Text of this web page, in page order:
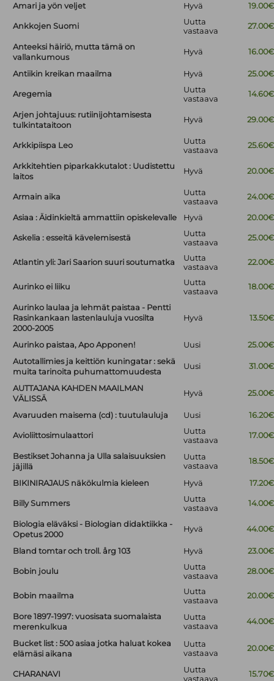
Amari ja yön veljet Hyvä 19.00€
Ankkojen Suomi
Uutta
vastaava
27.00€
Anteeksi häiriö, mutta tämä on
vallankumous
Hyvä 16.00€
Antiikin kreikan maailma Hyvä 25.00€
Aregemia
Uutta
vastaava
14.60€
Arjen johtajuus: rutiinijohtamisesta
tulkintataitoon
Hyvä 29.00€
Arkkipiispa Leo
Uutta
vastaava
25.60€
Arkkitehtien piparkakkutalot : Uudistettu
laitos
Hyvä 20.00€
Armain aika
Uutta
vastaava
24.00€
Asiaa : Äidinkieltä ammattiin opiskelevalle Hyvä 20.00€
Askelia : esseitä kävelemisestä
Uutta
vastaava
25.00€
Atlantin yli: Jari Saarion suuri soutumatka
Uutta
vastaava
22.00€
Aurinko ei liiku
Uutta
vastaava
18.00€
Aurinko laulaa ja lehmät paistaa - Pentti
Rasinkankaan lastenlauluja vuosilta
2000-2005
Hyvä 13.50€
Aurinko paistaa, Apo Apponen! Uusi
25.00€
Autotallimies ja keittiön kuningatar : sekä
muita tarinoita puhumattomuudesta
Uusi 31.00€
AUTTAJANA KAHDEN MAAILMAN
VÄLISSÄ
Hyvä 25.00€
Avaruuden maisema (cd) : tuutulauluja Uusi 16.20€
Avioliittosimulaattori
Uutta
vastaava
17.00€
Bestikset Johanna ja Ulla salaisuuksien
jäjillä
Uutta
vastaava
18.50€
BIKINIRAJAUS näkökulmia kieleen Hyvä 17.20€
Billy Summers
Uutta
vastaava
14.00€
Biologia eläväksi - Biologian didaktiikka -
Opetus 2000
Hyvä 44.00€
Bland tomtar och troll. årg 103 Hyvä 23.00€
Bobin joulu
Uutta
vastaava
28.00€
Bobin maailma
Uutta
vastaava
20.00€
Bore 1897-1997: vuosisata suomalaista
merenkulkua
Uutta
vastaava
44.00€
Bucket list : 500 asiaa jotka haluat kokea
elämäsi aikana
Uutta
vastaava
20.00€
CHARANAVI
Uutta
vastaava
15.70€